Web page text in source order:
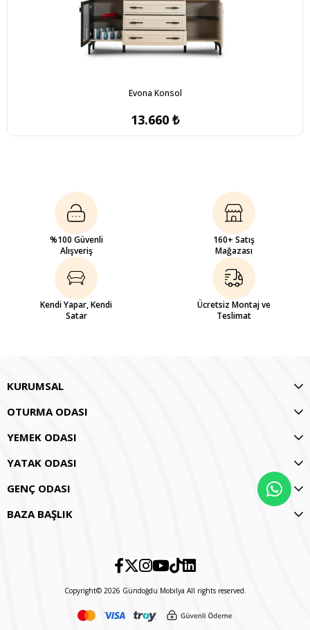
Evona Konsol
13.660 ₺
%100 Güvenli
Alışveriş
160+ Satış
Mağazası
Kendi Yapar, Kendi
Satar
Ücretsiz Montaj ve
Teslimat
KURUMSAL
OTURMA ODASI
YEMEK ODASI
YATAK ODASI
GENÇ ODASI
BAZA BAŞLIK
Copyright© 2026 Gündoğdu Mobilya All rights reserved.